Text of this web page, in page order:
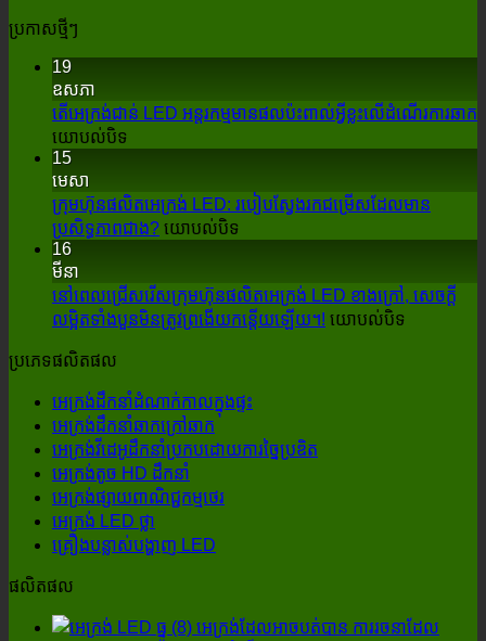
ប្រកាសថ្មីៗ
19
ឧសភា
តើអេក្រង់ជាន់ LED អន្តរកម្មមានផលប៉ះពាល់អ្វីខ្លះលើដំណើរការឆាក
យោបល់បិទ
ជាន់
LED
មានផលប៉ះ
ពាល់
ដំណើរ
ការឆាក
15
មេសា
ក្រុមហ៊ុនផលិតអេក្រង់ LED: របៀបស្វែងរកជម្រើសដែលមាន
ប្រសិទ្ធភាពជាង? យោបល់បិទ
ផលិតអេ
ក្រង់
ជម្រើស
ដែល
មាន
16
មីនា
នៅពេលជ្រើសរើសក្រុមហ៊ុនផលិតអេក្រង់ LED ខាងក្រៅ, សេចក្តី
លម្អិតទាំងបួនមិនត្រូវព្រងើយកន្តើយឡើយ។! យោបល់បិទ
មិន
ប្រភេទផលិតផល
អេក្រង់ដឹកនាំដំណាក់កាលក្នុងផ្ទះ
អេក្រង់ដឹកនាំឆាកក្រៅឆាក
អេក្រង់វីដេអូដឹកនាំប្រកបដោយការច្នៃប្រឌិត
អេក្រង់តូច HD ដឹកនាំ
អេក្រង់ផ្សាយពាណិជ្ជកម្មថេរ
អេក្រង់ LED ថ្លា
គ្រឿងបន្លាស់បង្ហាញ LED
ផលិតផល
អេក្រង់ដែលអាចបត់បាន ការរចនាដែល